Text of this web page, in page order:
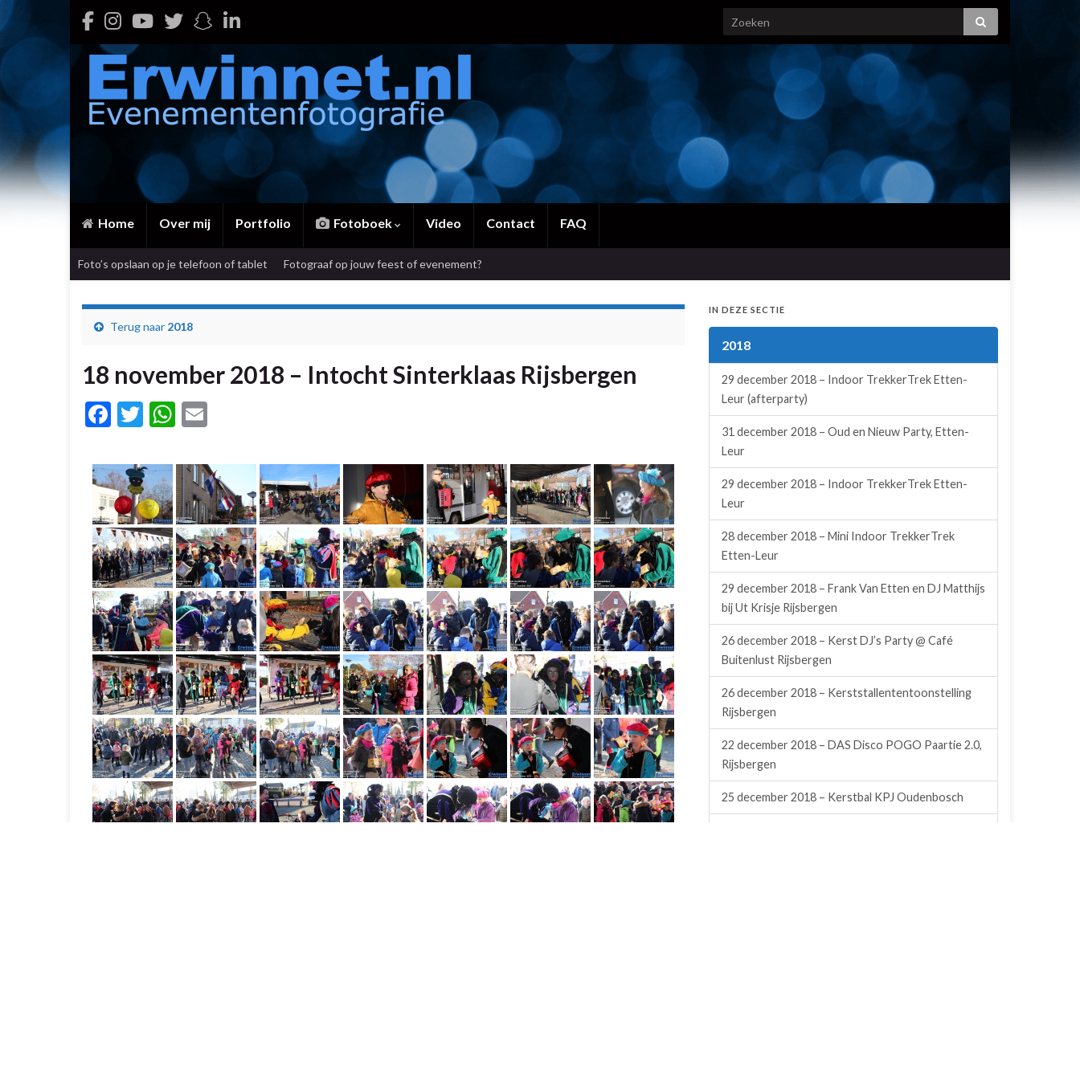
Home Over mij Portfolio Fotoboek Video Contact FAQ
Foto’s opslaan op je telefoon of tablet Fotograaf op jouw feest of evenement?
Terug naar 2018
18 november 2018 – Intocht Sinterklaas Rijsbergen
Facebook
TwitterWhatsApp
IN DEZE SECTIE
2018
29 december 2018 – Indoor TrekkerTrek Etten-
Leur (afterparty)
31 december 2018 – Oud en Nieuw Party, Etten-
Leur
29 december 2018 – Indoor TrekkerTrek Etten-
Leur
28 december 2018 – Mini Indoor TrekkerTrek
Etten-Leur
29 december 2018 – Frank Van Etten en DJ Matthijs
bij Ut Krisje Rijsbergen
26 december 2018 – Kerst DJ’s Party @ Café
Buitenlust Rijsbergen
26 december 2018 – Kerststallententoonstelling
Rijsbergen
22 december 2018 – DAS Disco POGO Paartie 2.0,
Rijsbergen
25 december 2018 – Kerstbal KPJ Oudenbosch